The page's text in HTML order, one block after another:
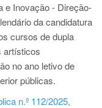
e Inovação - Direção-
da candidatura
cursos de dupla
artísticos
no ano letivo de
públicas.
n.º 112/2025,